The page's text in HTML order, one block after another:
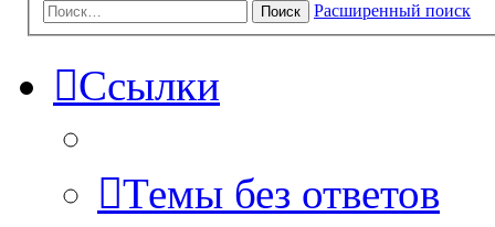
Поиск Расширенный поиск
Ссылки
Темы без ответов